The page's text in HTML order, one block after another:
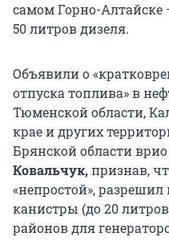
самом Горно-Алтайске
50 литров дизеля.
Объявили о
отпуска топлива» в
Тюменской области,
крае и других
Брянской области
Ковальчук,признав,
«непростой»,
канистры (до 20
районов для